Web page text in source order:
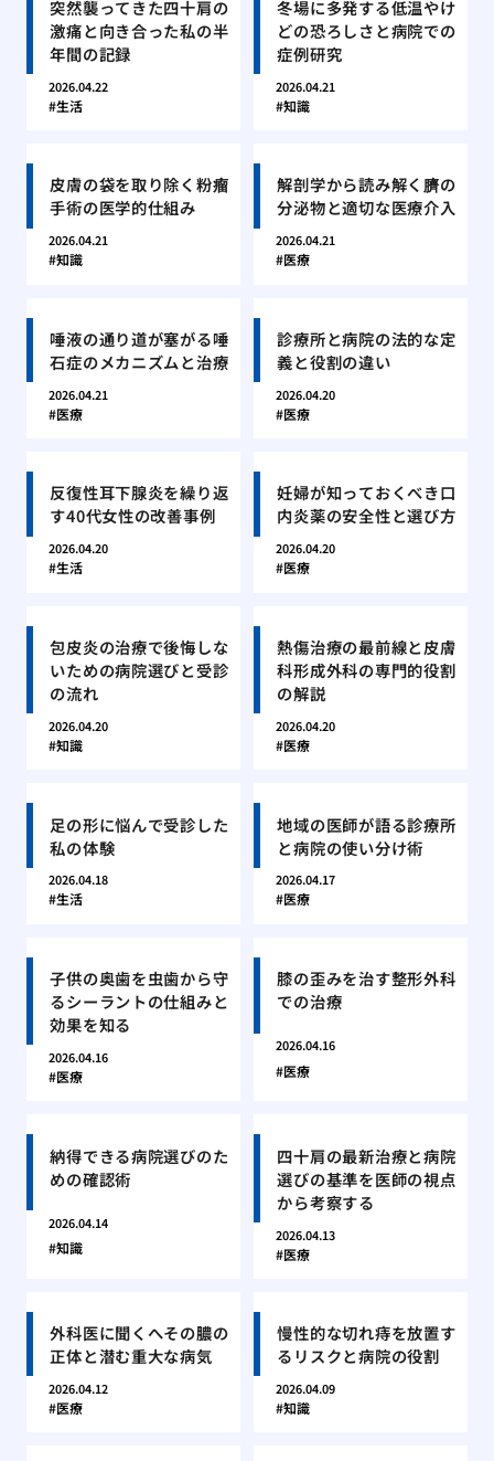
突然襲ってきた四十肩の
激痛と向き合った私の半
年間の記録
2026.04.22
生活
冬場に多発する低温やけ
どの恐ろしさと病院での
症例研究
2026.04.21
知識
皮膚の袋を取り除く粉瘤
手術の医学的仕組み
2026.04.21
知識
解剖学から読み解く臍の
分泌物と適切な医療介入
2026.04.21
医療
唾液の通り道が塞がる唾
石症のメカニズムと治療
2026.04.21
医療
診療所と病院の法的な定
義と役割の違い
2026.04.20
医療
反復性耳下腺炎を繰り返
す40代女性の改善事例
2026.04.20
生活
妊婦が知っておくべき口
内炎薬の安全性と選び方
2026.04.20
医療
包皮炎の治療で後悔しな
いための病院選びと受診
の流れ
2026.04.20
知識
熱傷治療の最前線と皮膚
科形成外科の専門的役割
の解説
2026.04.20
医療
足の形に悩んで受診した
私の体験
2026.04.18
生活
地域の医師が語る診療所
と病院の使い分け術
2026.04.17
医療
子供の奥歯を虫歯から守
るシーラントの仕組みと
効果を知る
2026.04.16
医療
膝の歪みを治す整形外科
での治療
2026.04.16
医療
納得できる病院選びのた
めの確認術
2026.04.14
知識
四十肩の最新治療と病院
選びの基準を医師の視点
から考察する
2026.04.13
医療
外科医に聞くへその膿の
正体と潜む重大な病気
2026.04.12
医療
慢性的な切れ痔を放置す
るリスクと病院の役割
2026.04.09
知識